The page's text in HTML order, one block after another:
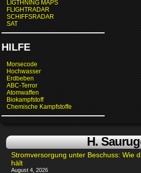
LIGTHNING MAPS
FLIGHTRADAR
SCHIFFSRADAR
SAT
HILFE
Morsecode
Hochwasser
Erdbeben
ABC-Terror
Atomwaffen
Biokampfstoff
Chemische Kampfstoffe
H.
Stromversorgung unter Beschuss: Wie
hält
August 4, 2026